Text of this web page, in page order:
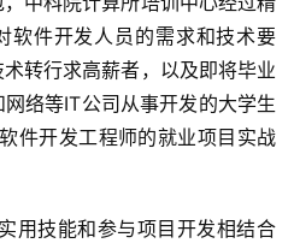
软件开发人员的需求和技术要
转行求高薪者，以及即将毕业
络等IT公司从事开发的大学生
件开发工程师的就业项目实战
用技能和参与项目开发相结合